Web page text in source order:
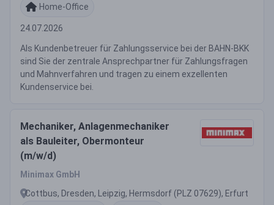
Home-Office
24.07.2026
Als Kundenbetreuer für Zahlungsservice bei der BAHN-BKK
sind Sie der zentrale Ansprechpartner für Zahlungsfragen
und Mahnverfahren und tragen zu einem exzellenten
Kundenservice bei.
Mechaniker, Anlagenmechaniker
als Bauleiter, Obermonteur
(m/w/d)
Minimax GmbH
Cottbus, Dresden, Leipzig, Hermsdorf (PLZ 07629), Erfurt